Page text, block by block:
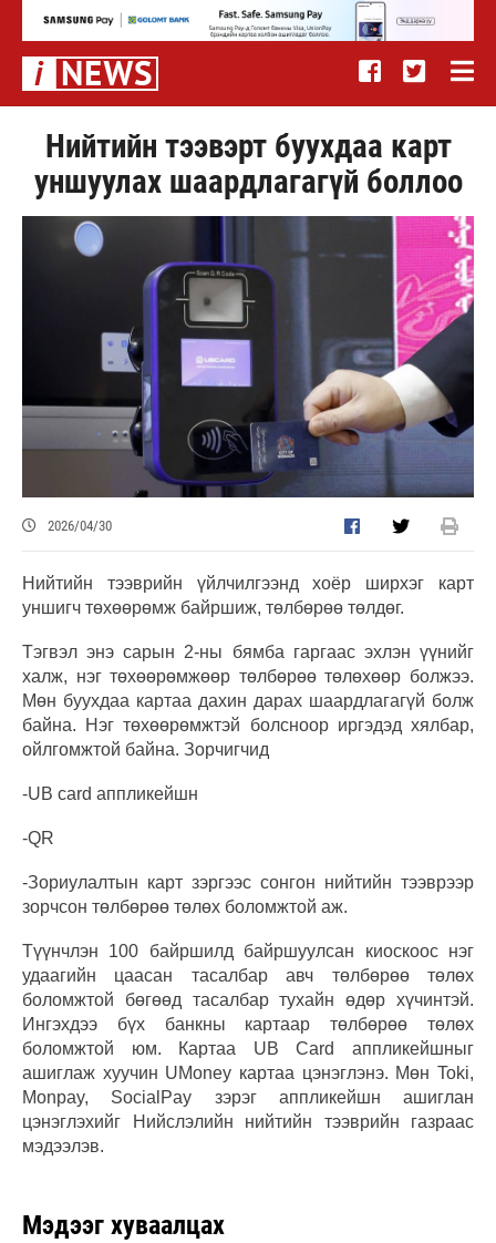
Нийтийн тээвэрт буухдаа карт
уншуулах шаардлагагүй боллоо
2026/04/30
Нийтийн тээврийн үйлчилгээнд хоёр ширхэг карт
уншигч төхөөрөмж байршиж, төлбөрөө төлдөг.
Тэгвэл энэ сарын 2-ны бямба гаргаас эхлэн үүнийг
халж, нэг төхөөрөмжөөр төлбөрөө төлөхөөр болжээ.
Мөн буухдаа картаа дахин дарах шаардлагагүй болж
байна. Нэг төхөөрөмжтэй болсноор иргэдэд хялбар,
ойлгомжтой байна. Зорчигчид
-UB card аппликейшн
-QR
-Зориулалтын карт зэргээс сонгон нийтийн тээврээр
зорчсон төлбөрөө төлөх боломжтой аж.
Түүнчлэн 100 байршилд байршуулсан киоскоос нэг
удаагийн цаасан тасалбар авч төлбөрөө төлөх
боломжтой бөгөөд тасалбар тухайн өдөр хүчинтэй.
Ингэхдээ бүх банкны картаар төлбөрөө төлөх
боломжтой юм. Картаа UB Card аппликейшныг
ашиглаж хуучин UMoney картаа цэнэглэнэ. Мөн Toki,
Monpay, SocialPay зэрэг аппликейшн ашиглан
цэнэглэхийг Нийслэлийн нийтийн тээврийн газраас
мэдээлэв.
Мэдээг хуваалцах